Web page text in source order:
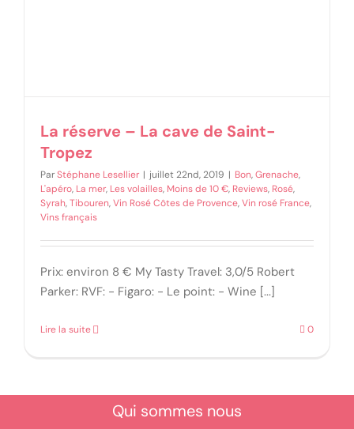
La réserve – La cave de Saint-
Tropez
ParStéphane Lesellier | juillet 22nd, 2019 | Bon,Grenache,
L'apéro, La mer, Les volailles, Moins de 10 €, Reviews, Rosé,
Syrah,Tibouren,Vin Rosé Côtes de Provence,Vin rosé France,
Vins français
Prix: environ 8 € My Tasty Travel: 3,0/5 Robert
Parker: RVF: - Figaro: - Le point: - Wine [...]
Lire la suite 0
Qui sommes nous